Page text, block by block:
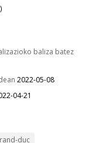
baliza batez
2022-05-08
04-21
duc